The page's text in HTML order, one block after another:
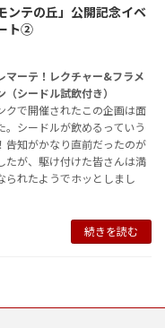
ンテの丘」公開記念イベ
ト②
マーテ！レクチャー&フラメ
シードル試飲付き）
クで開催されたこの企画は面
。シードルが飲めるっていう
告知がかなり直前だったのが
たが、駆け付けた皆さんは満
られたようでホッとしまし
続きを読む